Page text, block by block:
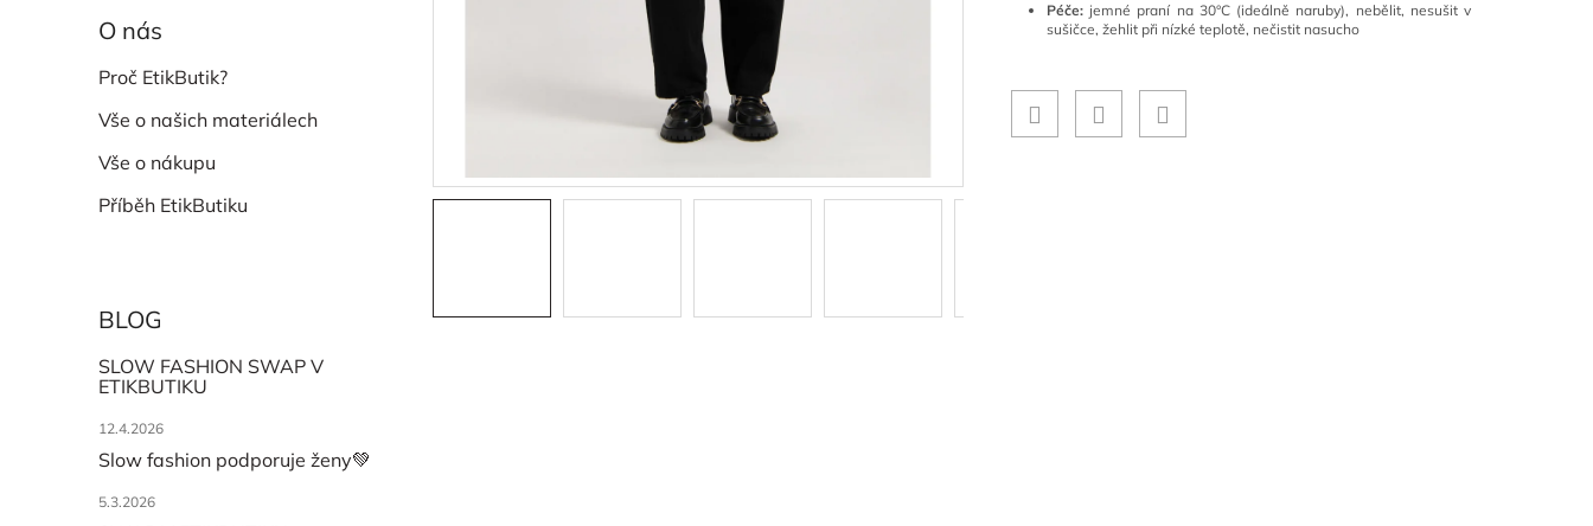
O nás
Proč EtikButik?
Vše o našich materiálech
Vše o nákupu
Příběh EtikButiku
BLOG
SLOW FASHION SWAP V
ETIKBUTIKU
12.4.2026
Slow fashion podporuje ženy💚
5.3.2026
Péče: jemné praní na 30°C (ideálně naruby), nebělit, nesušit v
sušičce, žehlit při nízké teplotě, nečistit nasucho